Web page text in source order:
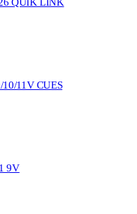
11V CUES
9V